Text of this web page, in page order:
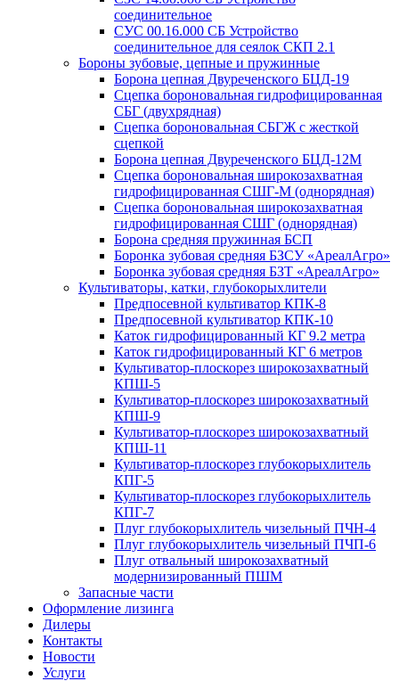
соединительное
СУС 00.16.000 СБ Устройство
соединительное для сеялок СКП 2.1
Бороны зубовые, цепные и пружинные
Борона цепная Двуреченского БЦД-19
Сцепка бороновальная гидрофицированная
СБГ (двухрядная)
Сцепка бороновальная СБГЖ с жесткой
сцепкой
Борона цепная Двуреченского БЦД-12М
Сцепка бороновальная широкозахватная
гидрофицированная СШГ-М (однорядная)
Сцепка бороновальная широкозахватная
гидрофицированная СШГ (однорядная)
Борона средняя пружинная БСП
Боронка зубовая средняя БЗСУ «АреалАгро»
Боронка зубовая средняя БЗТ «АреалАгро»
Культиваторы, катки, глубокорыхлители
Предпосевной культиватор КПК-8
Предпосевной культиватор КПК-10
Каток гидрофицированный КГ 9.2 метра
Каток гидрофицированный КГ 6 метров
Культиватор-плоскорез широкозахватный
КПШ-5
Культиватор-плоскорез широкозахватный
КПШ-9
Культиватор-плоскорез широкозахватный
КПШ-11
Культиватор-плоскорез глубокорыхлитель
КПГ-5
Культиватор-плоскорез глубокорыхлитель
КПГ-7
Плуг глубокорыхлитель чизельный ПЧН-4
Плуг глубокорыхлитель чизельный ПЧП-6
Плуг отвальный широкозахватный
модернизированный ПШМ
Запасные части
Оформление лизинга
Дилеры
Контакты
Новости
Услуги